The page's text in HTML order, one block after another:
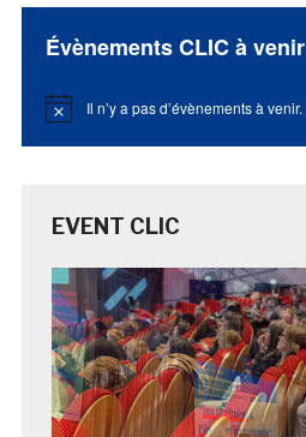
Évènements CLIC à venir
Notice Il n’y a pas d’évènements à venir.
EVENT CLIC